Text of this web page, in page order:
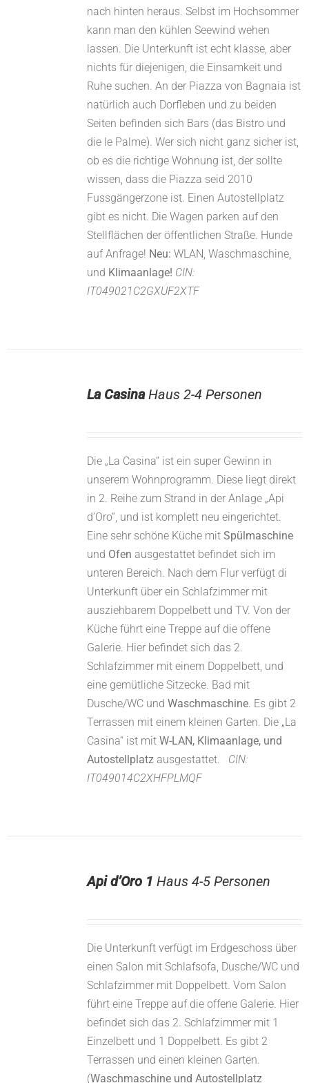
nach hinten heraus. Selbst im Hochsommer
kann man den kühlen Seewind wehen
lassen. Die Unterkunft ist echt klasse, aber
nichts für diejenigen, die Einsamkeit und
Ruhe suchen. An der Piazza von Bagnaia ist
natürlich auch Dorfleben und zu beiden
Seiten befinden sich Bars (das Bistro und
die le Palme). Wer sich nicht ganz sicher ist,
ob es die richtige Wohnung ist, der sollte
wissen, dass die Piazza seid 2010
Fussgängerzone ist. Einen Autostellplatz
gibt es nicht. Die Wagen parken auf den
Stellflächen der öffentlichen Straße. Hunde
auf Anfrage! Neu: WLAN, Waschmaschine,
und Klimaanlage! CIN:
IT049021C2GXUF2XTF
La CasinaHaus 2-4 Personen
Die „La Casina“ ist ein super Gewinn in
unserem Wohnprogramm. Diese liegt direkt
in 2. Reihe zum Strand in der Anlage „Api
d’Oro“, und ist komplett neu eingerichtet.
Eine sehr schöne Küche mit Spülmaschine
und Ofen ausgestattet befindet sich im
unteren Bereich. Nach dem Flur verfügt di
Unterkunft über ein Schlafzimmer mit
ausziehbarem Doppelbett und TV. Von der
Küche führt eine Treppe auf die offene
Galerie. Hier befindet sich das 2.
Schlafzimmer mit einem Doppelbett, und
eine gemütliche Sitzecke. Bad mit
Dusche/WC und Waschmaschine. Es gibt 2
Terrassen mit einem kleinen Garten. Die „La
Casina“ ist mit W-LAN, Klimaanlage, und
Autostellplatzausgestattet. CIN:
IT049014C2XHFPLMQF
Api d’Oro 1 Haus 4-5 Personen
Die Unterkunft verfügt im Erdgeschoss über
einen Salon mit Schlafsofa, Dusche/WC und
Schlafzimmer mit Doppelbett. Vom Salon
führt eine Treppe auf die offene Galerie. Hier
befindet sich das 2. Schlafzimmer mit 1
Einzelbett und 1 Doppelbett. Es gibt 2
Terrassen und einen kleinen Garten.
(Waschmaschine und Autostellplatz